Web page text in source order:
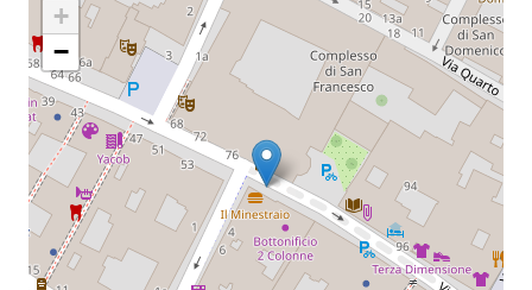
Chiedi al
bibliotecario
Avvisi
Orari
+
−